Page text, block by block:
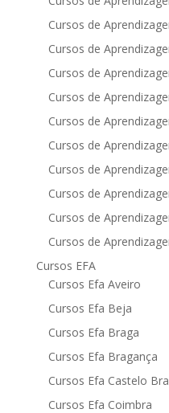
Cursos de
Cursos de
Cursos de
Cursos de
Cursos de
Cursos de
Cursos de
Cursos de
Cursos de
Cursos de
Cursos EFA
Cursos Efa Aveiro
Cursos Efa Beja
Cursos Efa Braga
Cursos Efa Bragança
Cursos Efa Castelo
Cursos Efa Coimbra